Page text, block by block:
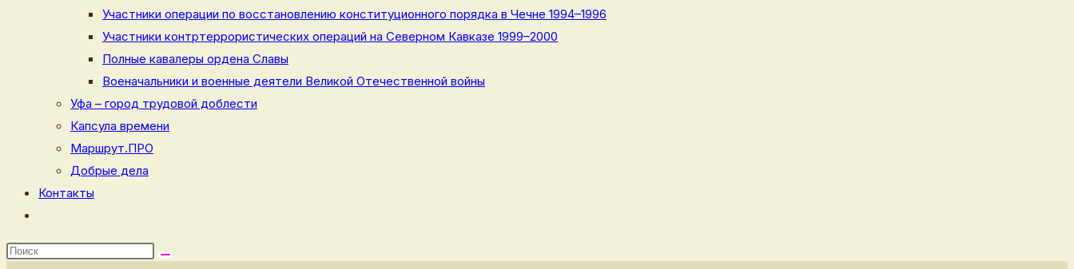
Участники операции по восстановлению конституционного порядка в Чечне 1994–1996
Участники контртеррористических операций на Северном Кавказе 1999–2000
Полные кавалеры ордена Славы
Военачальники и военные деятели Великой Отечественной войны
Уфа – город трудовой доблести
Капсула времени
Маршрут.ПРО
Добрые дела
Контакты
по